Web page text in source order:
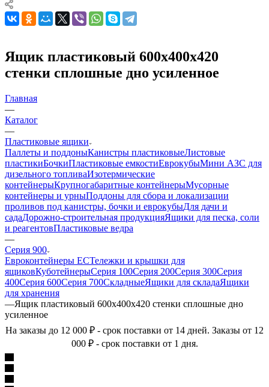
Ящик пластиковый 600x400x420
стенки сплошные дно усиленное
Главная
—
Каталог
—
Пластиковые ящики
Паллеты и поддоныКанистры пластиковыеЛистовые
пластикиБочкиПластиковые емкостиЕврокубыМини АЗС для
дизельного топливаИзотермические
контейнерыКрупногабаритные контейнерыМусорные
контейнеры и урныПоддоны для сбора и локализации
проливов под канистры, бочки и еврокубыДля дачи и
садаДорожно-строительная продукцияЯщики для песка, соли
и реагентовПластиковые ведра
—
Серия 900
Евроконтейнеры ЕСТележки и крышки для
ящиковКуботейнерыСерия 100Серия 200Серия 300Серия
400Серия 600Серия 700СкладныеЯщики для складаЯщики
для хранения
—Ящик пластиковый 600x400x420 стенки сплошные дно
усиленное
На заказы до 12 000 ₽ - срок поставки от 14 дней. Заказы от 12
000 ₽ - срок поставки от 1 дня.